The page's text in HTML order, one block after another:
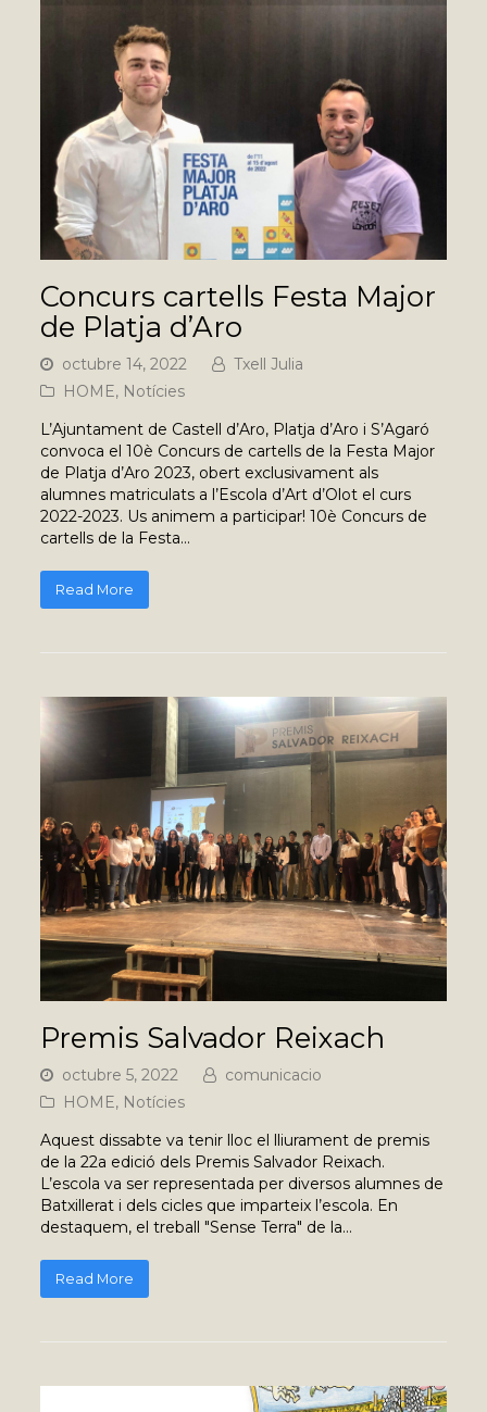
Concurs cartells Festa Major
de Platja d’Aro
octubre 14, 2022
Txell Julia
HOME, Notícies
L’Ajuntament de Castell d’Aro, Platja d’Aro i S’Agaró
convoca el 10è Concurs de cartells de la Festa Major
de Platja d’Aro 2023, obert exclusivament als
alumnes matriculats a l’Escola d’Art d’Olot el curs
2022-2023. Us animem a participar! 10è Concurs de
cartells de la Festa…
Read More
Premis Salvador Reixach
octubre 5, 2022
comunicacio
HOME, Notícies
Aquest dissabte va tenir lloc el lliurament de premis
de la 22a edició dels Premis Salvador Reixach.
L’escola va ser representada per diversos alumnes de
Batxillerat i dels cicles que imparteix l’escola. En
destaquem, el treball "Sense Terra" de la…
Read More